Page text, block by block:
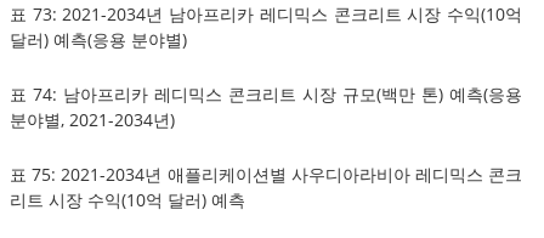
표 73: 2021-2034년 남아프리카 레디믹스 콘크리트 시장 수익(10억
달러) 예측(응용 분야별)
표 74: 남아프리카 레디믹스 콘크리트 시장 규모(백만 톤) 예측(응용
분야별, 2021-2034년)
표 75: 2021-2034년 애플리케이션별 사우디아라비아 레디믹스 콘크
리트 시장 수익(10억 달러) 예측